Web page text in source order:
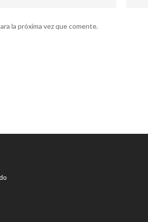
la próxima vez que comente.